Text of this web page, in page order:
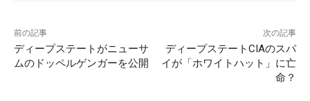
前の記事
ディープステートがニューサ
ムのドッペルゲンガーを公開
次の記事
ディープステートCIAのスパ
イが「ホワイトハット」に亡
命？